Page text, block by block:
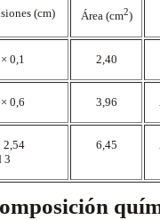
(cm) Área (cm2)
0,1 2,40
0,6 3,96
2,54
3
6,45